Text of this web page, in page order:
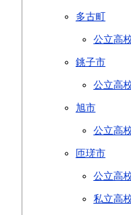
多古町
公立高
銚子市
公立高
旭市
公立高
匝瑳市
公立高
私立高